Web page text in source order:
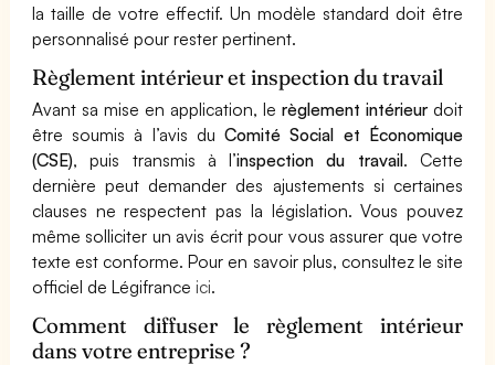
la taille de votre effectif. Un modèle standard doit être
personnalisé pour rester pertinent.
Règlement intérieur et inspection du travail
Avant sa mise en application, le règlement intérieur doit
être soumis à l’avis duComité Social et Économique
(CSE), puis transmis à l’inspection du travail. Cette
dernière peut demander des ajustements si certaines
clauses ne respectent pas la législation. Vous pouvez
même solliciter un avis écrit pour vous assurer que votre
texte est conforme. Pour en savoir plus, consultez le site
officiel de Légifranceici.
Comment diffuser le règlement intérieur
dans votre entreprise ?